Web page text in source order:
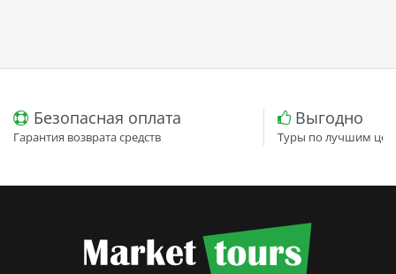
Безопасная оплата
Гарантия возврата средств
Выгодно
Туры по лучшим